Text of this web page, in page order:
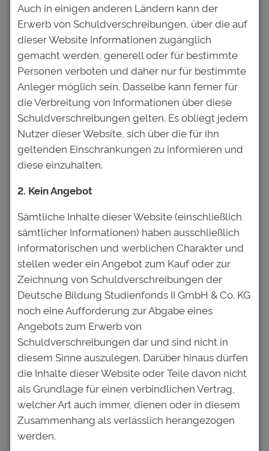
Dezember 2025, an dem u.a. Daniel Bauer, der
Vorstandsvorsitzende der SdK, sowie Dr. Erik
Spickschen und Anja Hofmann, beide
Geschäftsführer des Deutschen Bildung
Studienfonds, teilgenommen haben, konnten
offene Fragen geklärt werden. Ein
wesentliches Ergebnis ist, dass die Vertreter
der SdK einen Vertrag zwischen SdK und
Deutsche Bildung Studienfonds
vorgeschlagen haben, der regelt, dass die
Emittentin über die in den
Anleihebedingungen vorgesehenen
Erfüllung sämtlicher Ansprüche aus den
Anleihen keinerlei Gewinnausschüttungen an
ihre Gesellschafter und/oder nahestehende
Personen vornimmt und keine vor dem
03.12.2025 gewährten
Gesellschafterdarlehen zurückführt.
Dies hat die Geschäftsführung des Deutsche
Bildung Studienfonds bereits in der Planung
vorgesehen.
Entsprechend wurde dieser Vertrag zwischen
der SdK und dem Deutsche Bildung
Studienfonds am 4. Dezember 2025
geschlossen. Weitere Details finden sich auch
in der Veröffentlichung der SdK unter:
Auch in einigen anderen Ländern kann der
Erwerb von Schuldverschreibungen, über die auf
dieser Website Informationen zugänglich
gemacht werden, generell oder für bestimmte
Personen verboten und daher nur für bestimmte
Anleger möglich sein. Dasselbe kann ferner für
die Verbreitung von Informationen über diese
Schuldverschreibungen gelten. Es obliegt jedem
Nutzer dieser Website, sich über die für ihn
geltenden Einschränkungen zu informieren und
diese einzuhalten.
2. Kein Angebot
Sämtliche Inhalte dieser Website (einschließlich
sämtlicher Informationen) haben ausschließlich
informatorischen und werblichen Charakter und
stellen weder ein Angebot zum Kauf oder zur
Zeichnung von Schuldverschreibungen der
Deutsche Bildung Studienfonds II GmbH & Co. KG
noch eine Aufforderung zur Abgabe eines
Angebots zum Erwerb von
Schuldverschreibungen dar und sind nicht in
diesem Sinne auszulegen. Darüber hinaus dürfen
die Inhalte dieser Website oder Teile davon nicht
als Grundlage für einen verbindlichen Vertrag,
welcher Art auch immer, dienen oder in diesem
Zusammenhang als verlässlich herangezogen
werden.